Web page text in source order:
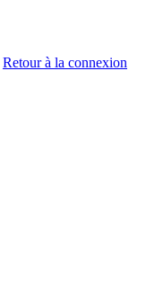
Retour à la connexion